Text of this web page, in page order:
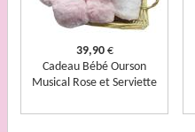
39,90€
Cadeau Bébé Ourson
Musical Rose et Serviette